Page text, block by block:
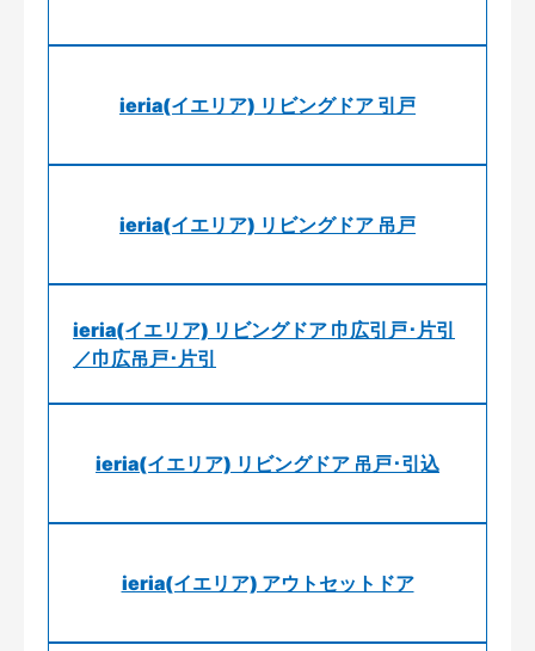
ieria(イエリア) リビングドア 引戸
ieria(イエリア) リビングドア 吊戸
ieria(イエリア) リビングドア 巾広引戸･片引
／巾広吊戸･片引
ieria(イエリア) リビングドア 吊戸･引込
ieria(イエリア) アウトセットドア